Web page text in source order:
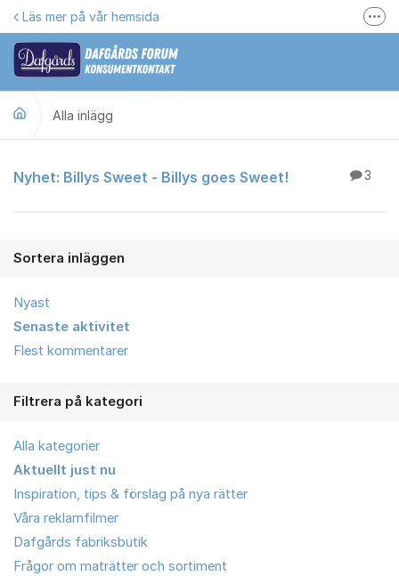
Hoppa till innehåll
Läs mer på vår hemsida
Jobba hos oss!
Alla inlägg
Alla inlägg
Nyhet: Billys Sweet - Billys goes Sweet! 3
Sortera inläggen
Nyast
Senaste aktivitet
Flest kommentarer
Filtrera på kategori
Alla kategorier
Aktuellt just nu
Inspiration, tips & förslag på nya rätter
Våra reklamfilmer
Dafgårds fabriksbutik
Frågor om maträtter och sortiment